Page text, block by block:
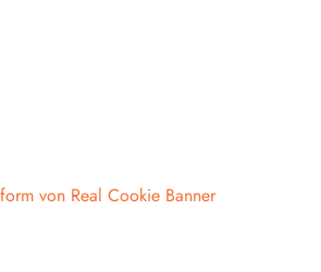
von Real Cookie Banner